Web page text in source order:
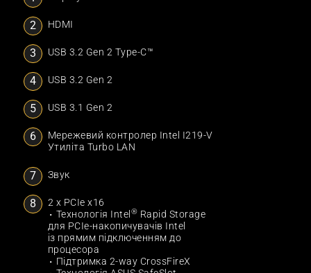
HDMI
USB 3.2 Gen 2 Type-C™
USB 3.2 Gen 2
USB 3.1 Gen 2
Мережевий контролер Intel I219-V
Утиліта Turbo LAN
Звук
2 x PCIe x16
Технологія Intel ® Rapid Storage
для PCIe-накопичувачів Intel
із прямим підключенням до
процесора
Підтримка 2-way CrossFireX